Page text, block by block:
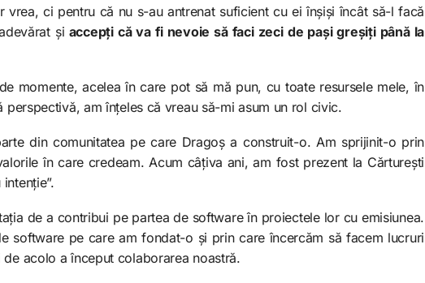
vrea, ci pentru că nu s-au antrenat suficient cu ei înșiși încât să-l facă
și accepți că va fi nevoie să faci zeci de pași greșiți până la
momente, acelea în care pot să mă pun, cu toate resursele mele, în
am înțeles că vreau să-mi asum un rol civic.
din comunitatea pe care Dragoș a construit-o. Am sprijinit-o prin
în care credeam. Acum câțiva ani, am fost prezent la Cărturești
de a contribui pe partea de software în proiectele lor cu emisiunea.
software pe care am fondat-o și prin care încercăm să facem lucruri
acolo a început colaborarea noastră.